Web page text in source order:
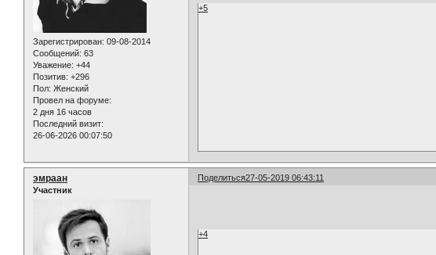
Зарегистрирован: 09-08-2014
Сообщений: 63
Уважение: +44
Позитив: +296
Пол: Женский
Провел на форуме:
2 дня 16 часов
Последний визит:
26-06-2026 00:07:50
+5
Поделиться27-05-2019 06:43:11
эмраан
Участник
+4